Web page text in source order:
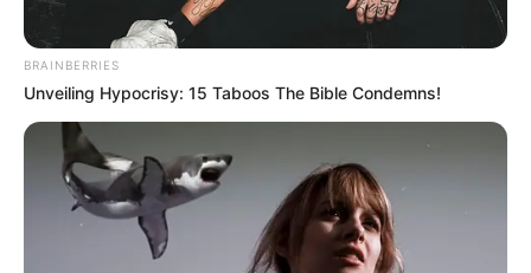
(foto: blackpinkupdate)
BRAINBERRIES
Unveiling Hypocrisy: 15 Taboos The Bible Condemns!